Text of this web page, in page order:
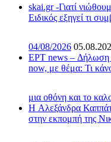
skai.gr -Γιατί
Ειδικός εξηγεί τι
04/08/2026
ΕΡΤ news – Δήλωση
now, με θέμα: Τι
μια οθόνη και το
H Αλεξάνδρα
στην εκπομπή της